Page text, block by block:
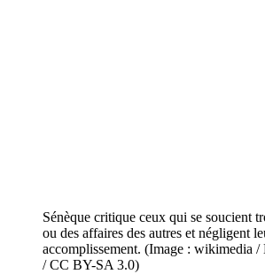
Sénèque critique ceux qui se soucient
ou des affaires des autres et négligent
accomplissement. (Image : wikimedia /
/ CC BY-SA 3.0)